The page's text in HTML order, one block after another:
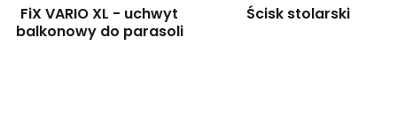
FiX VARIO XL - uchwyt
balkonowy do parasoli
Ścisk stolarski